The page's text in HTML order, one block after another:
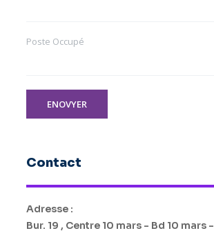
Poste Occupé
ENOVYER
Contact
Adresse :
Bur. 19 , Centre 10 mars - Bd 10 mars